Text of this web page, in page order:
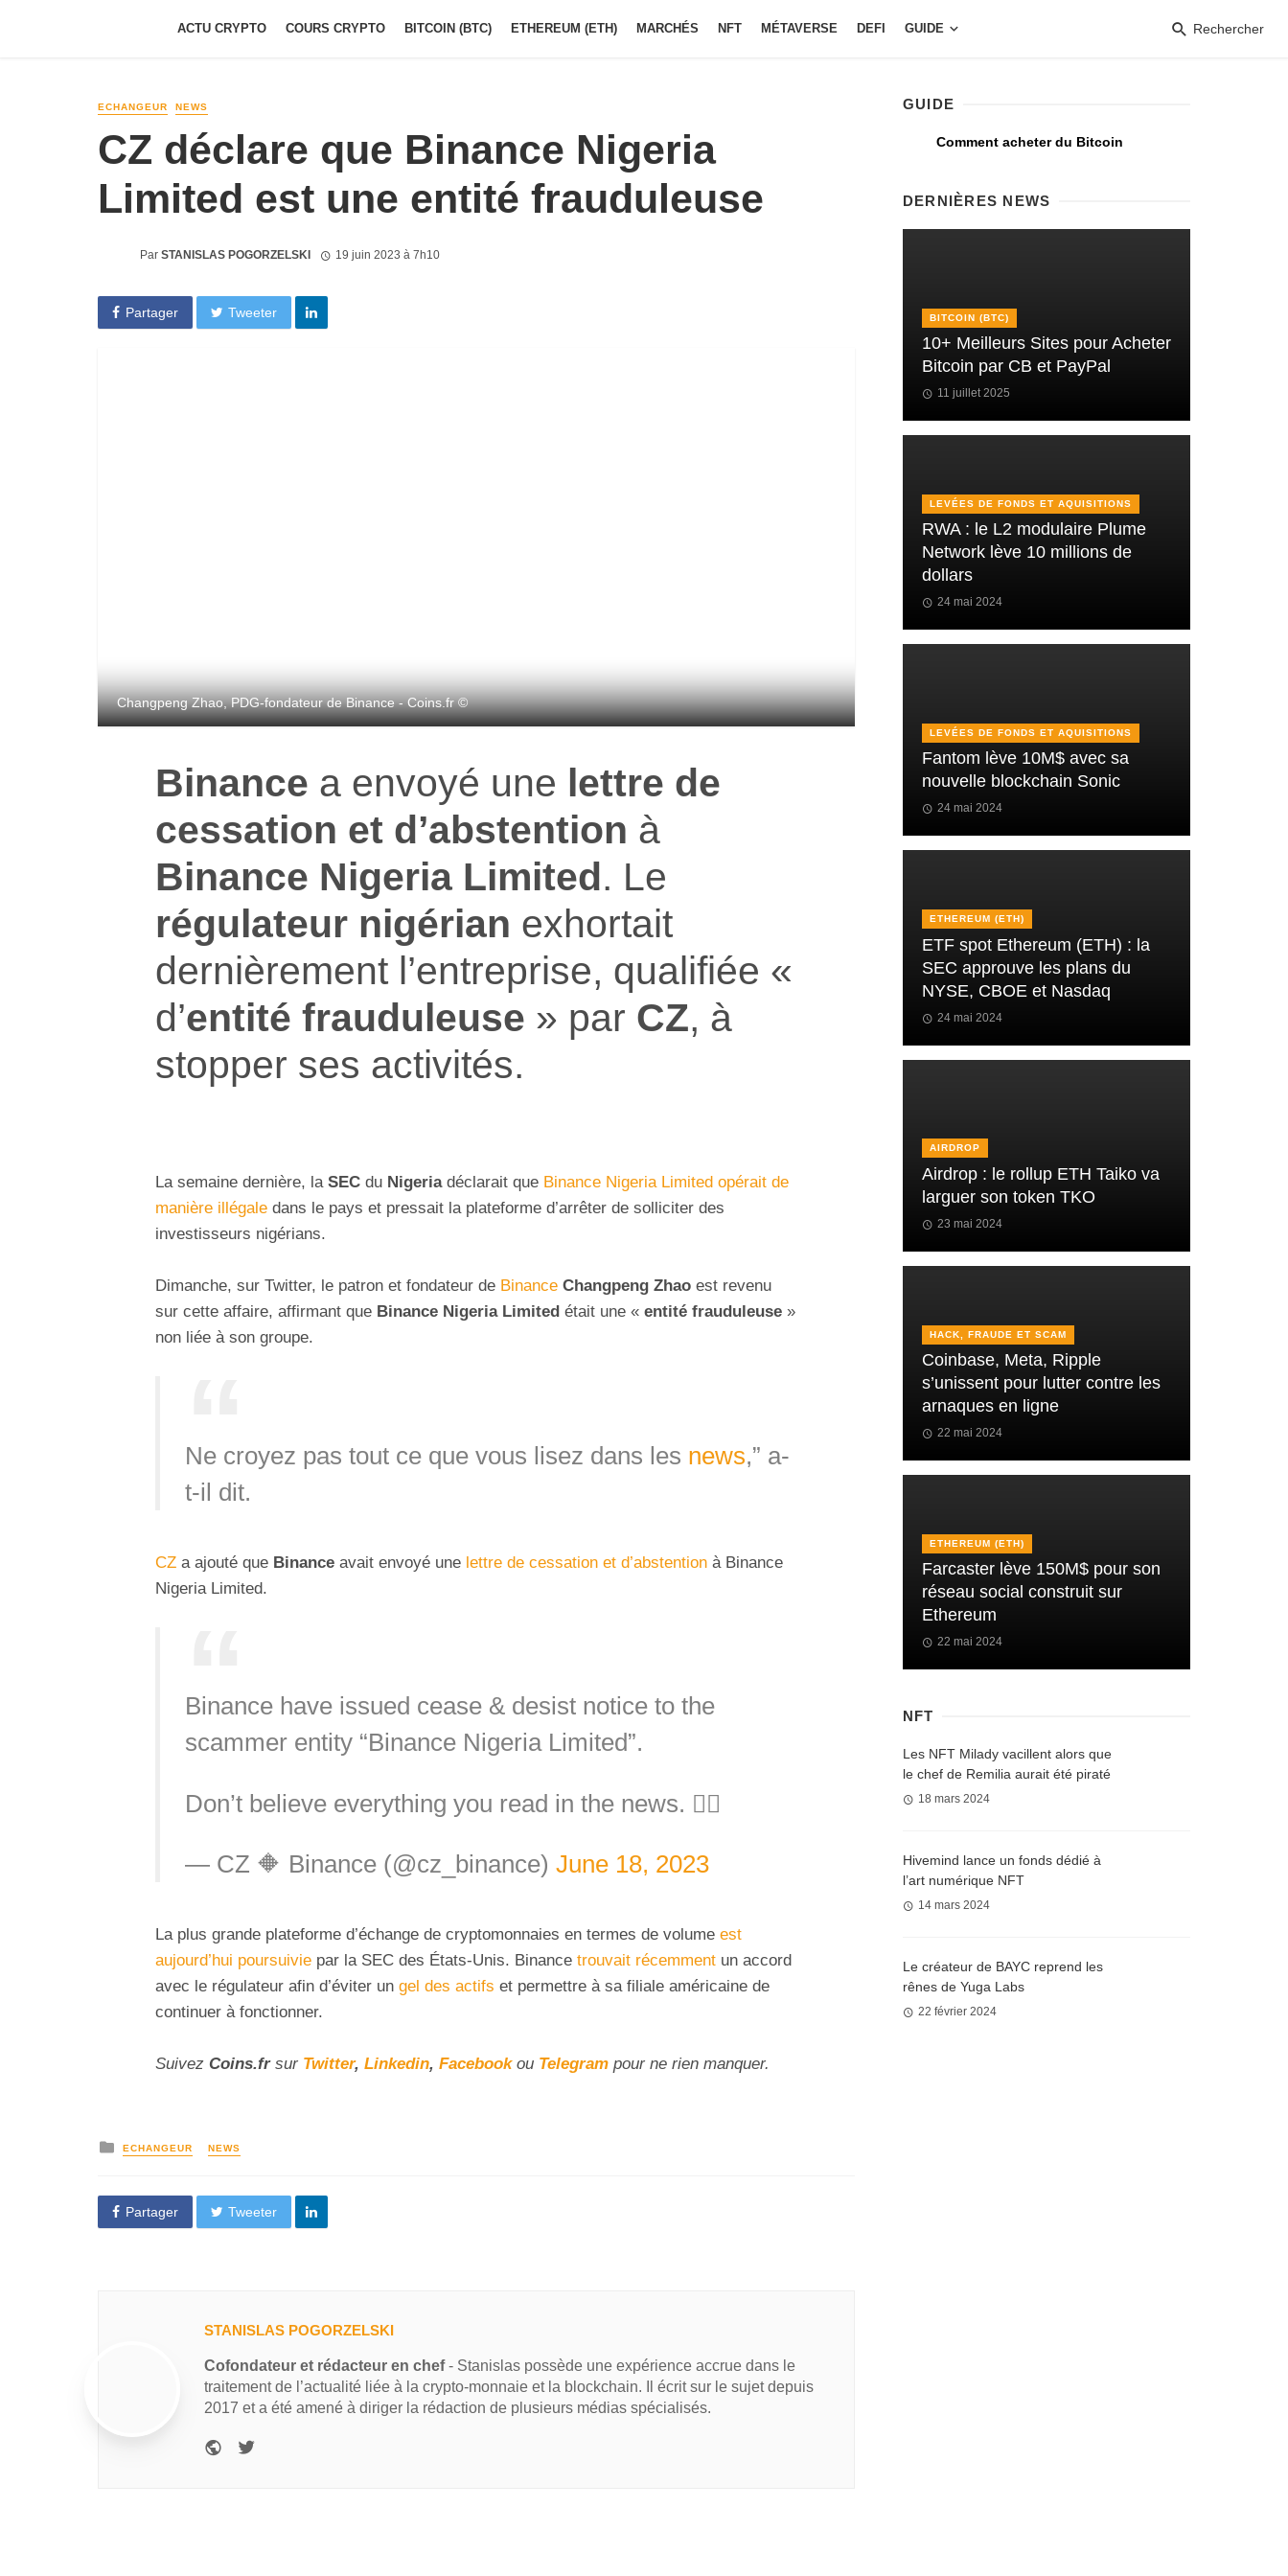
ACTU CRYPTO COURS CRYPTO BITCOIN (BTC) ETHEREUM (ETH) MARCHÉS NFT MÉTAVERSE DEFI GUIDE Rechercher
ECHANGEUR NEWS
CZ déclare que Binance Nigeria
Limited est une entité frauduleuse
Par STANISLAS POGORZELSKI 19 juin 2023 à 7h10
Partager Tweeter
Changpeng Zhao, PDG-fondateur de Binance - Coins.fr ©
Binance a envoyé une lettre de
cessation et d’abstention à
Binance Nigeria Limited. Le
régulateur nigérian exhortait
dernièrement l’entreprise, qualifiée «
d’entité frauduleuse » par CZ, à
stopper ses activités.
La semaine dernière, la SEC du Nigeriadéclarait que Binance Nigeria Limited opérait de
manière illégale dans le pays et pressait la plateforme d’arrêter de solliciter des
investisseurs nigérians.
Dimanche, sur Twitter, le patron et fondateur de Binance Changpeng Zhao est revenu
sur cette affaire, affirmant que Binance Nigeria Limited était une « entité frauduleuse »
non liée à son groupe.
Ne croyez pas tout ce que vous lisez dans les news,” a-
t-il dit.
CZ a ajouté que Binance avait envoyé une lettre de cessation et d’abstention à Binance
Nigeria Limited.
Binance have issued cease & desist notice to the
scammer entity “Binance Nigeria Limited”.
Don’t believe everything you read in the news. 🤷‍♂️
— CZ 🔶 Binance (@cz_binance) June 18, 2023
La plus grande plateforme d’échange de cryptomonnaies en termes de volume est
aujourd’hui poursuivie par la SEC des États-Unis. Binance trouvait récemment un accord
avec le régulateur afin d’éviter un gel des actifs et permettre à sa filiale américaine de
continuer à fonctionner.
Suivez Coins.fr sur Twitter, Linkedin, Facebookou Telegram pour ne rien manquer.
ECHANGEUR NEWS
Partager Tweeter
STANISLAS POGORZELSKI
Cofondateur et rédacteur en chef- Stanislas possède une expérience accrue dans le
traitement de l’actualité liée à la crypto-monnaie et la blockchain. Il écrit sur le sujet depuis
2017 et a été amené à diriger la rédaction de plusieurs médias spécialisés.
GUIDE
Comment acheter du Bitcoin
DERNIÈRES NEWS
BITCOIN (BTC)
10+ Meilleurs Sites pour Acheter
Bitcoin par CB et PayPal
11 juillet 2025
LEVÉES DE FONDS ET AQUISITIONS
RWA : le L2 modulaire Plume
Network lève 10 millions de
dollars
24 mai 2024
LEVÉES DE FONDS ET AQUISITIONS
Fantom lève 10M$ avec sa
nouvelle blockchain Sonic
24 mai 2024
ETHEREUM (ETH)
ETF spot Ethereum (ETH) : la
SEC approuve les plans du
NYSE, CBOE et Nasdaq
24 mai 2024
AIRDROP
Airdrop : le rollup ETH Taiko va
larguer son token TKO
23 mai 2024
HACK, FRAUDE ET SCAM
Coinbase, Meta, Ripple
s’unissent pour lutter contre les
arnaques en ligne
22 mai 2024
ETHEREUM (ETH)
Farcaster lève 150M$ pour son
réseau social construit sur
Ethereum
22 mai 2024
NFT
Les NFT Milady vacillent alors que
le chef de Remilia aurait été piraté
18 mars 2024
Hivemind lance un fonds dédié à
l’art numérique NFT
14 mars 2024
Le créateur de BAYC reprend les
rênes de Yuga Labs
22 février 2024